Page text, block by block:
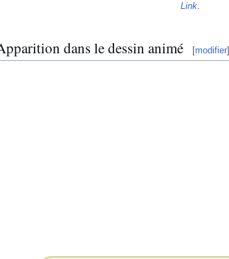
Link
dans le dessin animé [modifier]